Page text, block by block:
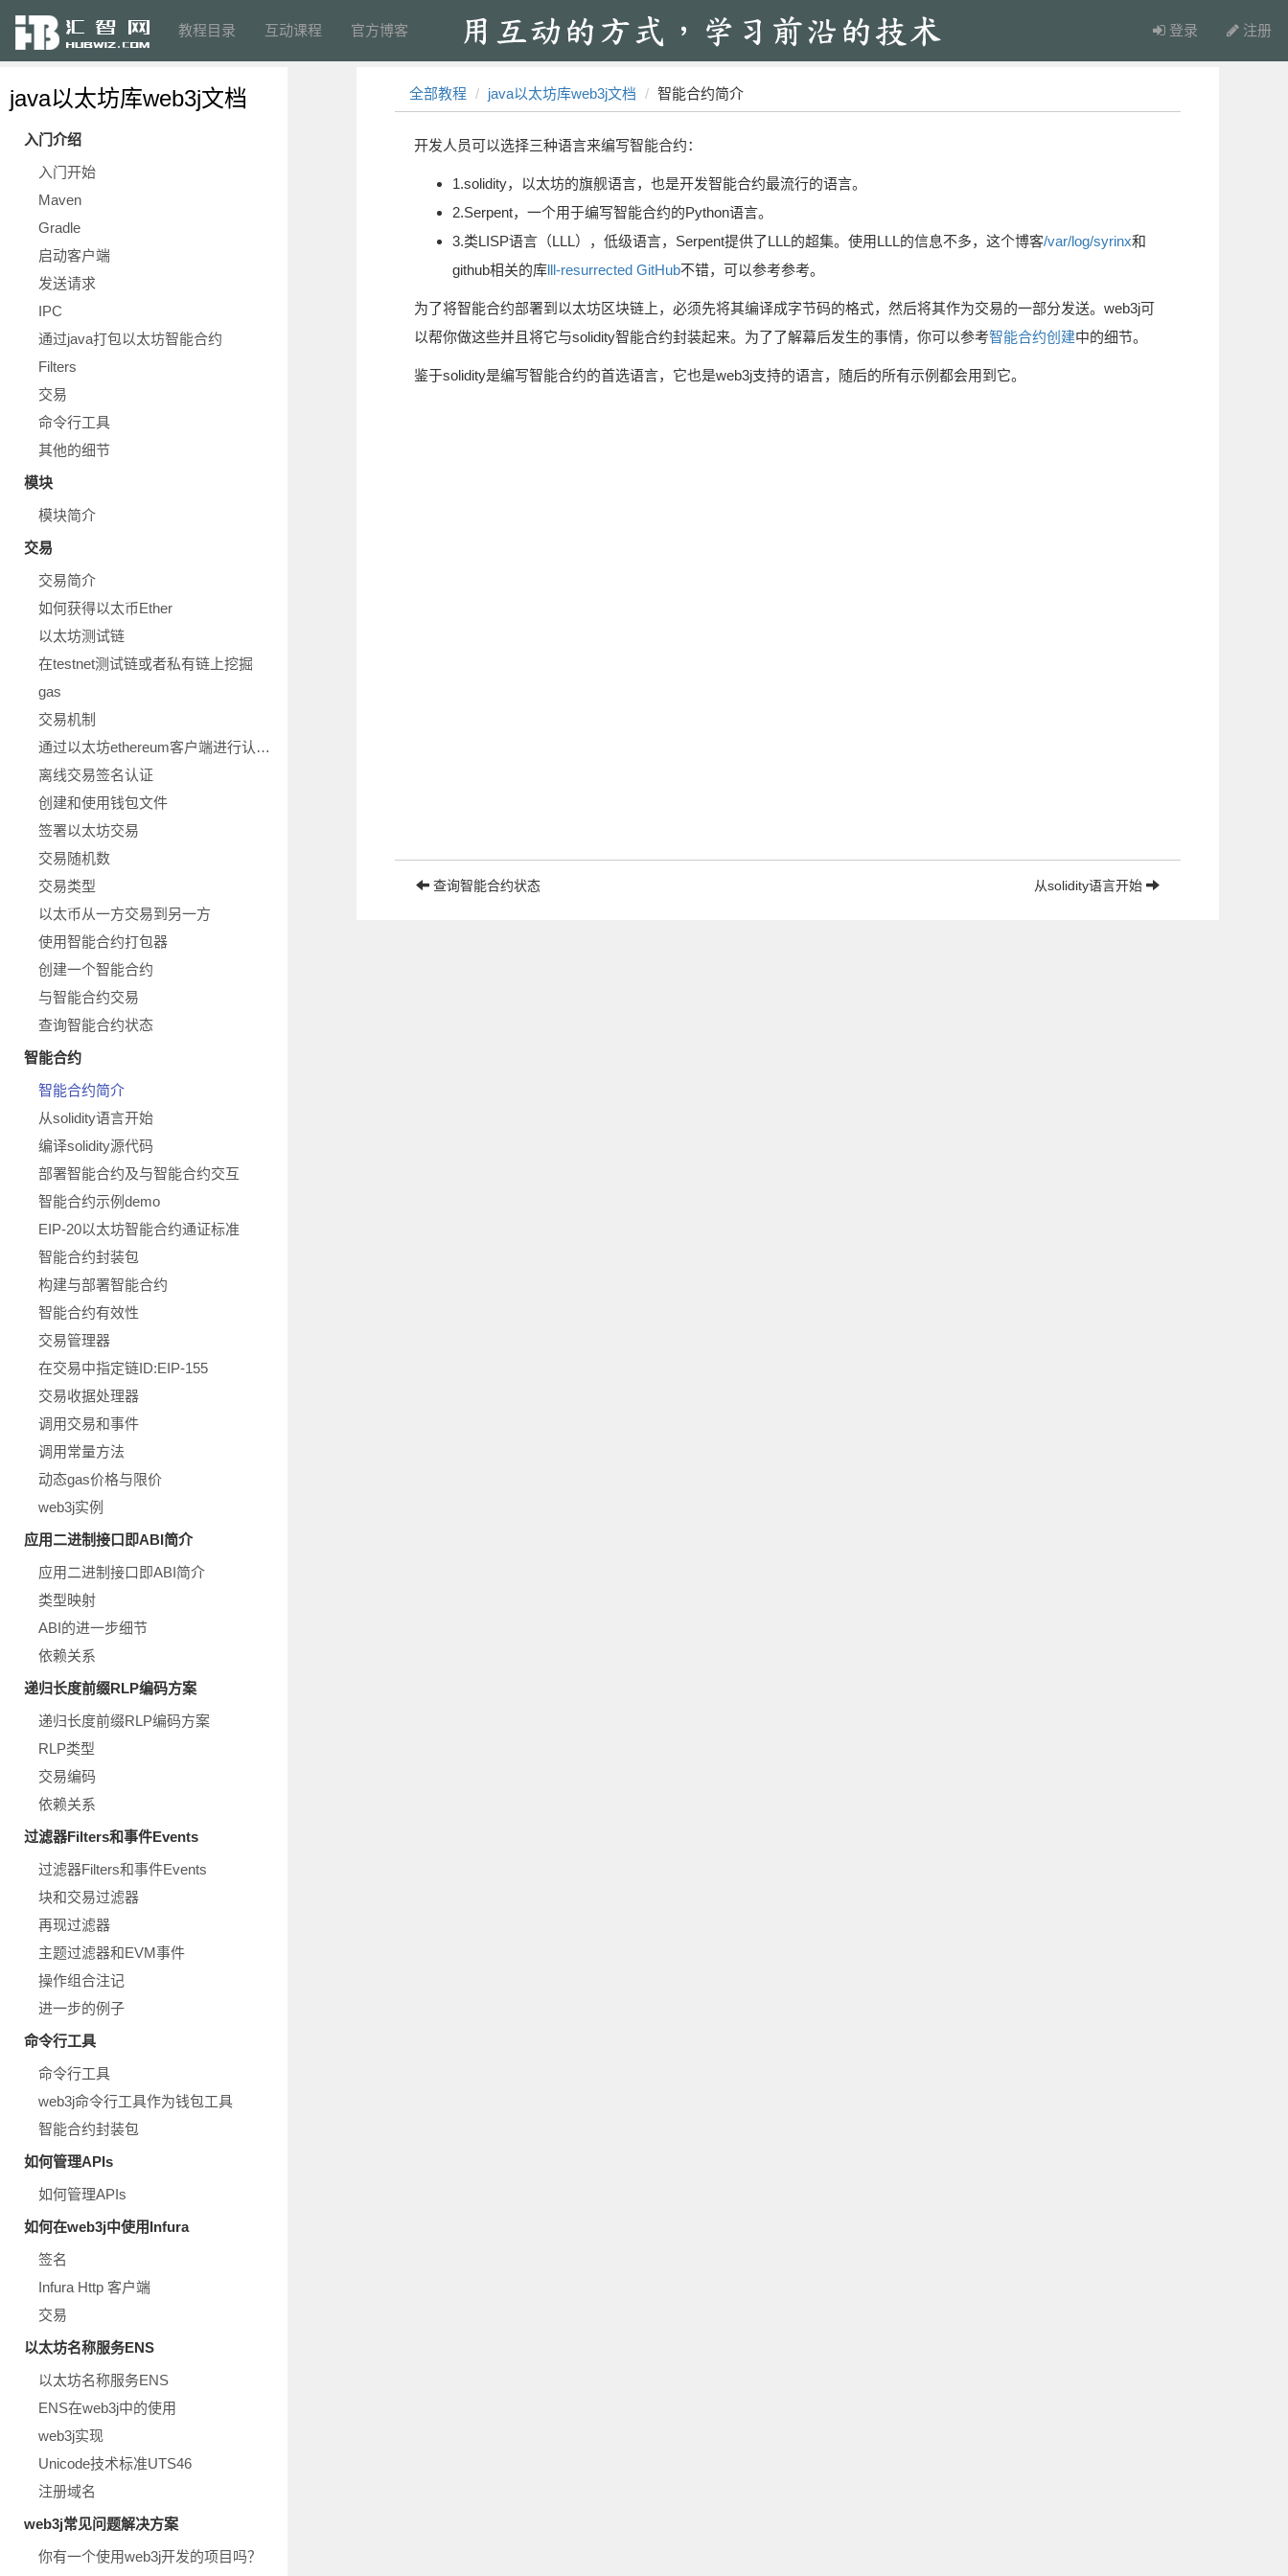
教程目录 互动课程 官方博客 登录 注册
java以太坊库web3j文档
入门介绍
入门开始
Maven
Gradle
启动客户端
发送请求
IPC
通过java打包以太坊智能合约
Filters
交易
命令行工具
其他的细节
模块
模块简介
交易
交易简介
如何获得以太币Ether
以太坊测试链
在testnet测试链或者私有链上挖掘
gas
交易机制
通过以太坊ethereum客户端进行认证签名交易
离线交易签名认证
创建和使用钱包文件
签署以太坊交易
交易随机数
交易类型
以太币从一方交易到另一方
使用智能合约打包器
创建一个智能合约
与智能合约交易
查询智能合约状态
智能合约
智能合约简介
从solidity语言开始
编译solidity源代码
部署智能合约及与智能合约交互
智能合约示例demo
EIP-20以太坊智能合约通证标准
智能合约封装包
构建与部署智能合约
智能合约有效性
交易管理器
在交易中指定链ID:EIP-155
交易收据处理器
调用交易和事件
调用常量方法
动态gas价格与限价
web3j实例
应用二进制接口即ABI简介
应用二进制接口即ABI简介
类型映射
ABI的进一步细节
依赖关系
递归长度前缀RLP编码方案
递归长度前缀RLP编码方案
RLP类型
交易编码
依赖关系
过滤器Filters和事件Events
过滤器Filters和事件Events
块和交易过滤器
再现过滤器
主题过滤器和EVM事件
操作组合注记
进一步的例子
命令行工具
命令行工具
web3j命令行工具作为钱包工具
智能合约封装包
如何管理APIs
如何管理APIs
如何在web3j中使用Infura
签名
Infura Http 客户端
交易
以太坊名称服务ENS
以太坊名称服务ENS
ENS在web3j中的使用
web3j实现
Unicode技术标准UTS46
注册域名
web3j常见问题解决方案
你有一个使用web3j开发的项目吗？
全部教程 java以太坊库web3j文档 智能合约简介
开发人员可以选择三种语言来编写智能合约：
1.solidity，以太坊的旗舰语言，也是开发智能合约最流行的语言。
2.Serpent，一个用于编写智能合约的Python语言。
3.类LISP语言（LLL），低级语言，Serpent提供了LLL的超集。使用LLL的信息不多，这个博客/var/log/syrinx和
github相关的库lll-resurrected GitHub不错，可以参考参考。
为了将智能合约部署到以太坊区块链上，必须先将其编译成字节码的格式，然后将其作为交易的一部分发送。web3j可
以帮你做这些并且将它与solidity智能合约封装起来。为了了解幕后发生的事情，你可以参考智能合约创建中的细节。
鉴于solidity是编写智能合约的首选语言，它也是web3j支持的语言，随后的所有示例都会用到它。
查询智能合约状态 从solidity语言开始